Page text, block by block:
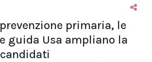
primaria, le
guida Usa ampliano la